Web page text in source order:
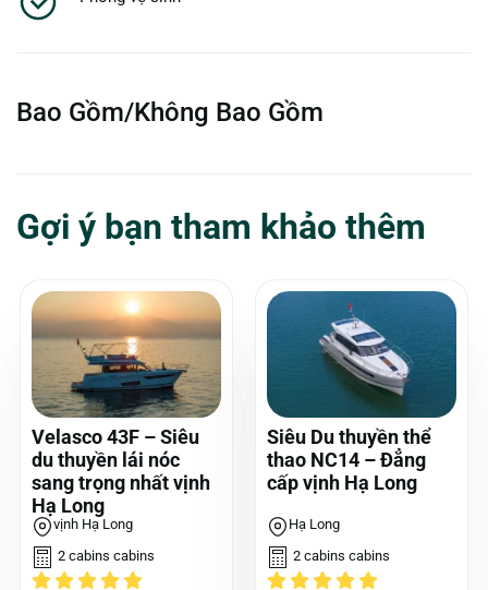
Bao Gồm/Không Bao Gồm
Gợi ý bạn tham khảo thêm
Velasco 43F – Siêu
du thuyền lái nóc
sang trọng nhất vịnh
Hạ Long
vịnh Hạ Long
2 cabins cabins
Siêu Du thuyền thể
thao NC14 – Đẳng
cấp vịnh Hạ Long
Hạ Long
2 cabins cabins